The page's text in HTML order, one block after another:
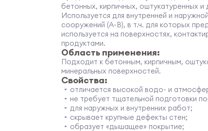
бетонных, кирпичных, оштукатуренных
Используется для внутренней и
сооружений (А-В), в т.ч. для которых
используется на поверхностях,
продуктами.
Область применения:
Подходит к бетонным, кирпичным,
минеральных поверхностей.
Свойства:
отличается высокой водо- и
не требует тщательной подготовки
для наружных и внутренних работ;
скрывает крупные дефекты стен;
образует «дышащее» покрытие;